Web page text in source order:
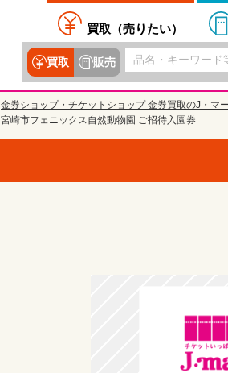
買取（売りたい）
買取 販売
金券ショップ・チケットショップ 金券買取のJ・マ
宮崎市フェニックス自然動物園 ご招待入園券